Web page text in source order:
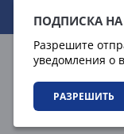
ПОДПИСКА
Разрешите
уведомления о
РАЗРЕШИТЬ
08.08.2026